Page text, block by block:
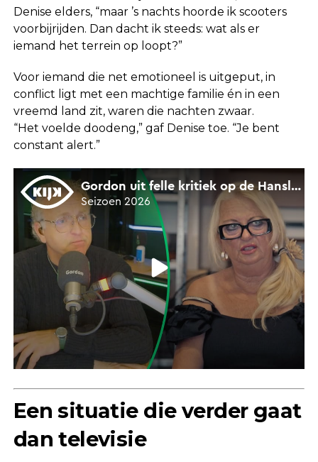
Denise elders, “maar ’s nachts hoorde ik scooters
voorbijrijden. Dan dacht ik steeds: wat als er
iemand het terrein op loopt?”
Voor iemand die net emotioneel is uitgeput, in
conflict ligt met een machtige familie én in een
vreemd land zit, waren die nachten zwaar.
“Het voelde doodeng,” gaf Denise toe. “Je bent
constant alert.”
Een situatie die verder gaat
dan televisie